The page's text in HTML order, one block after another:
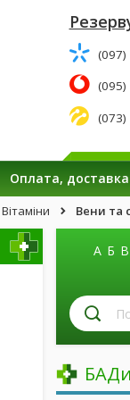
(097)
(095)
(073)
Оплата, доставка
Вени та
А Б В
за